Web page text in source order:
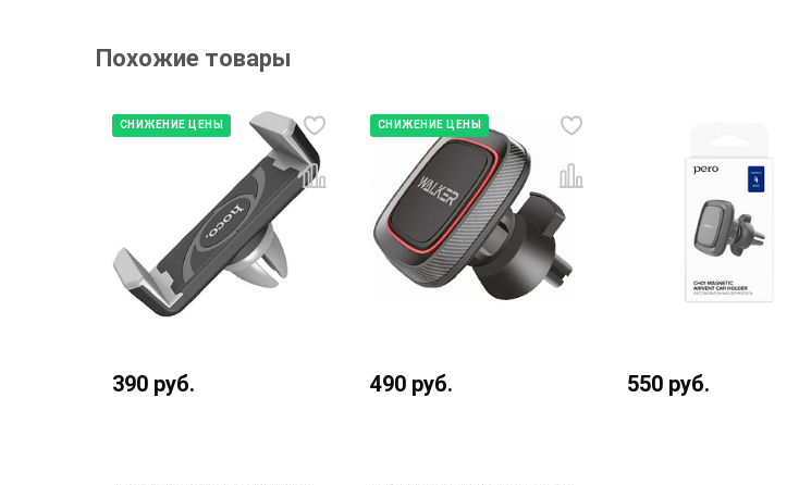
Похожие товары
СНИЖЕНИЕ ЦЕНЫ
390 руб.
СНИЖЕНИЕ ЦЕНЫ
490 руб. 550 руб.